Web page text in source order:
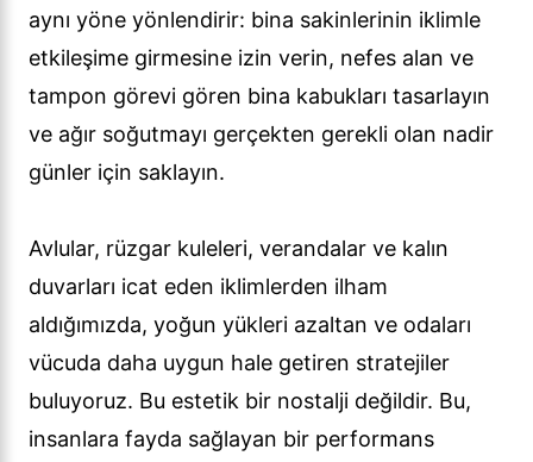
aynı yöne yönlendirir: bina sakinlerinin iklimle
etkileşime girmesine izin verin, nefes alan ve
tampon görevi gören bina kabukları tasarlayın
ve ağır soğutmayı gerçekten gerekli olan nadir
günler için saklayın.
Avlular, rüzgar kuleleri, verandalar ve kalın
duvarları icat eden iklimlerden ilham
aldığımızda, yoğun yükleri azaltan ve odaları
vücuda daha uygun hale getiren stratejiler
buluyoruz. Bu estetik bir nostalji değildir. Bu,
insanlara fayda sağlayan bir performans